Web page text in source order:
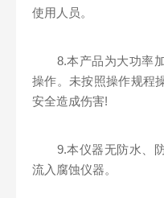
使用人员。
8.本产品为大功率加
操作。未按照操作规程
安全造成伤害!
9.本仪器无防水、防
流入腐蚀仪器。